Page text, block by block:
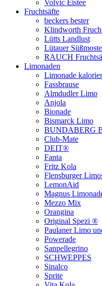
Volvic Eistee
Fruchtsäfte
beckers bester
Klindworth
Lütts Landlust
Lütauer
RAUCH
Limonaden
Limonade
Fassbrause
Almdudler Limo
Anjola
Bionade
Bismarck Limo
BUNDABERG
Club-Mate
DEIT®
Fanta
Fritz Kola
Flensburger
LemonAid
Magnus
Mezzo Mix
Orangina
Original Spezi ®
Paulaner Limo
Powerade
Sanpellegrino
SCHWEPPES
Sinalco
Sprite